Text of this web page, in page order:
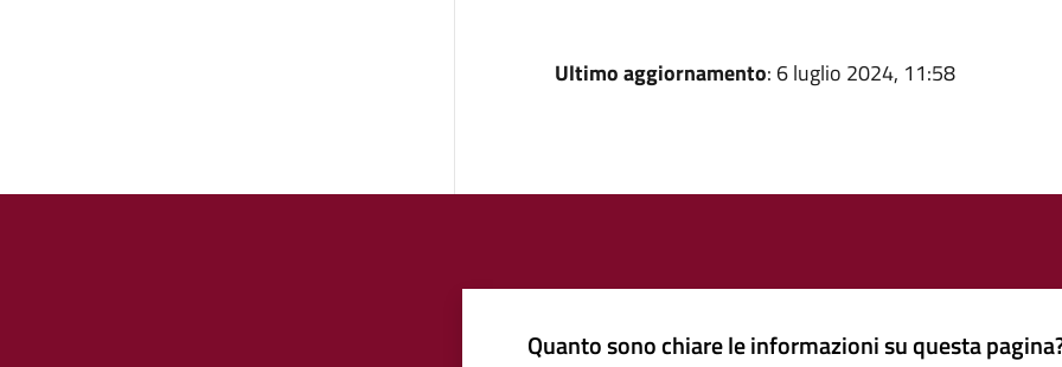
Ultimo aggiornamento: 6 luglio 2024, 11:58
Quanto sono chiare le informazioni su questa